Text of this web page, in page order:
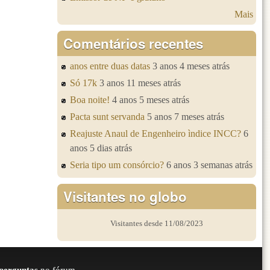
Mais
Comentários recentes
anos entre duas datas 3 anos 4 meses atrás
Só 17k 3 anos 11 meses atrás
Boa noite! 4 anos 5 meses atrás
Pacta sunt servanda 5 anos 7 meses atrás
Reajuste Anaul de Engenheiro ìndice INCC? 6
anos 5 dias atrás
Seria tipo um consórcio? 6 anos 3 semanas atrás
Visitantes no globo
Visitantes desde 11/08/2023